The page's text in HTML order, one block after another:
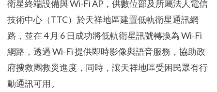
衛星終端設備與 Wi-Fi AP，供數位部及所屬法人電信
技術中心（TTC）於天祥地區建置低軌衛星通訊網
路，並在 4 月 6 日成功將低軌衛星訊號轉換為 Wi-Fi
網路，透過 Wi-Fi 提供即時影像與語音服務，協助政
府搜救團救災進度，同時，讓天祥地區受困民眾有行
動通訊可用。